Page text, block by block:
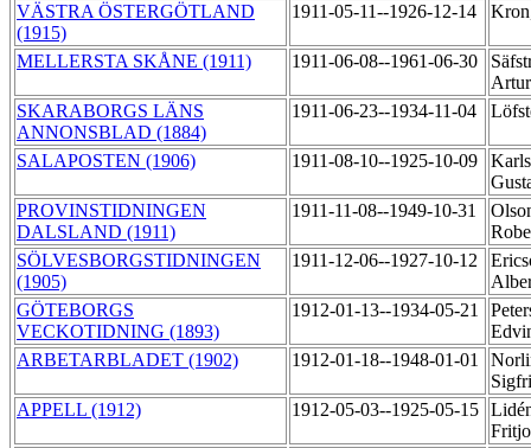
VÄSTRA ÖSTERGÖTLAND
(1915)
1911-05-11--1926-12-14
MELLERSTA SKÅNE (1911) 1911-06-08--1961-06-30
SKARABORGS LÄNS
ANNONSBLAD (1884)
1911-06-23--1934-11-04
SALAPOSTEN (1906) 1911-08-10--1925-10-09
PROVINSTIDNINGEN
DALSLAND (1911)
1911-11-08--1949-10-31
SÖLVESBORGSTIDNINGEN
(1905)
1911-12-06--1927-10-12
GÖTEBORGS
VECKOTIDNING (1893)
1912-01-13--1934-05-21
ARBETARBLADET (1902)
1912-01-18--1948-01-01
APPELL (1912)
1912-05-03--1925-05-15